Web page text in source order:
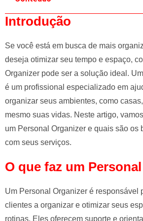
l
f
t
a
n
k
Introdução
Se você está em busca de mais
deseja otimizar seu tempo e espaço,
Organizer pode ser a solução ideal.
é um profissional especializado em
organizar seus ambientes, como
mesmo suas vidas. Neste artigo,
um Personal Organizer e quais são os
com seus serviços.
O que faz um
Um Personal Organizer é responsável
clientes a organizar e otimizar seus
rotinas. Eles oferecem suporte e